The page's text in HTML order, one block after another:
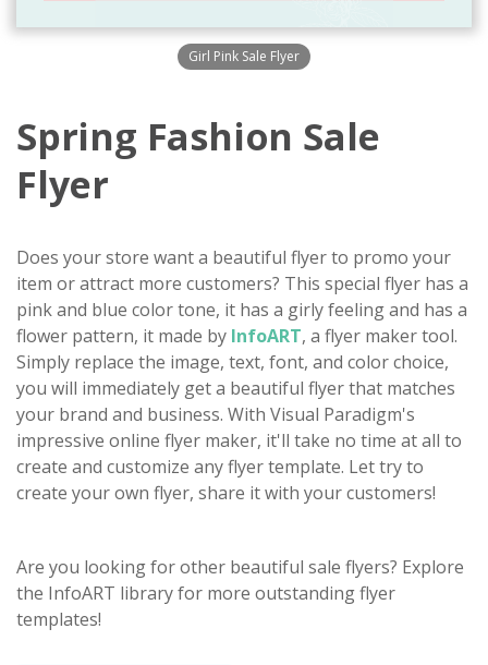
Girl Pink Sale Flyer
Spring Fashion Sale
Flyer
Does your store want a beautiful flyer to promo your
item or attract more customers? This special flyer has a
pink and blue color tone, it has a girly feeling and has a
flower pattern, it made by InfoART, a flyer maker tool.
Simply replace the image, text, font, and color choice,
you will immediately get a beautiful flyer that matches
your brand and business. With Visual Paradigm's
impressive online flyer maker, it'll take no time at all to
create and customize any flyer template. Let try to
create your own flyer, share it with your customers!
Are you looking for other beautiful sale flyers? Explore
the InfoART library for more outstanding flyer
templates!